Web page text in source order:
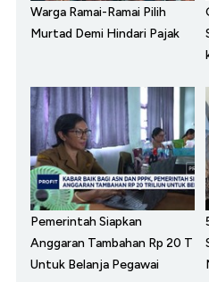
Warga Ramai-Ramai Pilih
Murtad Demi Hindari Pajak
Pemerintah Siapkan
Anggaran Tambahan Rp 20 T
Untuk Belanja Pegawai